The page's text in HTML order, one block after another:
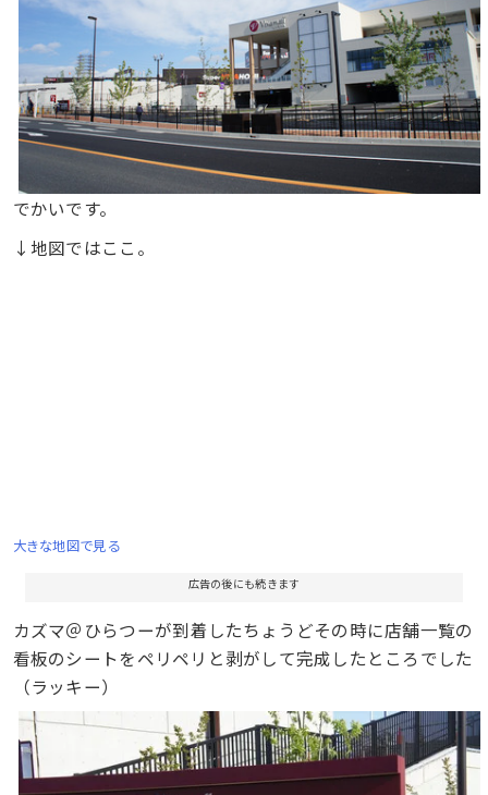
でかいです。
↓地図ではここ。
大きな地図で見る
広告の後にも続きます
カズマ＠ひらつーが到着したちょうどその時に店舗一覧の
看板のシートをペリペリと剥がして完成したところでした
（ラッキー）